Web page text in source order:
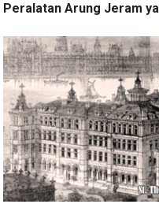
Peralatan Arung Jeram